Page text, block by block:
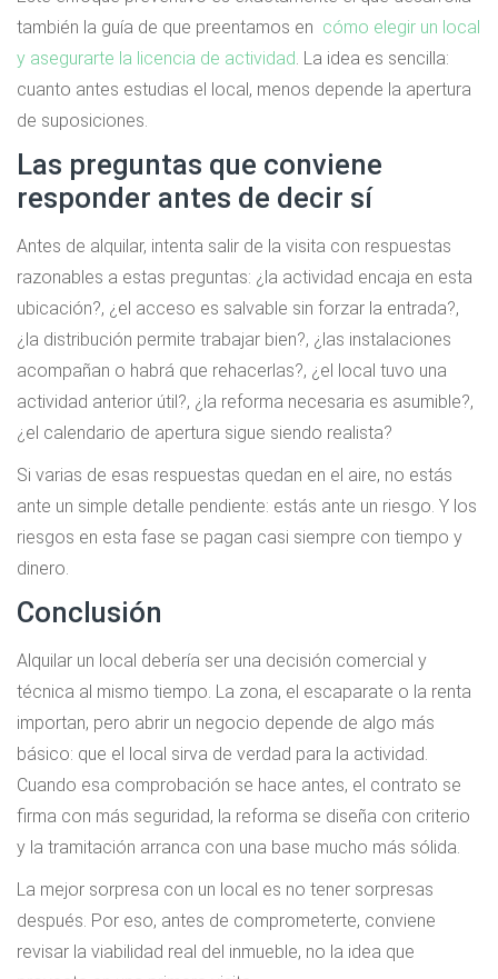
también la guía de que preentamos en cómo elegir un local
y asegurarte la licencia de actividad . La idea es sencilla:
cuanto antes estudias el local, menos depende la apertura
de suposiciones.
Las preguntas que conviene
responder antes de decir sí
Antes de alquilar, intenta salir de la visita con respuestas
razonables a estas preguntas: ¿la actividad encaja en esta
ubicación?, ¿el acceso es salvable sin forzar la entrada?,
¿la distribución permite trabajar bien?, ¿las instalaciones
acompañan o habrá que rehacerlas?, ¿el local tuvo una
actividad anterior útil?, ¿la reforma necesaria es asumible?,
¿el calendario de apertura sigue siendo realista?
Si varias de esas respuestas quedan en el aire, no estás
ante un simple detalle pendiente: estás ante un riesgo. Y los
riesgos en esta fase se pagan casi siempre con tiempo y
dinero.
Conclusión
Alquilar un local debería ser una decisión comercial y
técnica al mismo tiempo. La zona, el escaparate o la renta
importan, pero abrir un negocio depende de algo más
básico: que el local sirva de verdad para la actividad.
Cuando esa comprobación se hace antes, el contrato se
firma con más seguridad, la reforma se diseña con criterio
y la tramitación arranca con una base mucho más sólida.
La mejor sorpresa con un local es no tener sorpresas
después. Por eso, antes de comprometerte, conviene
revisar la viabilidad real del inmueble, no la idea que